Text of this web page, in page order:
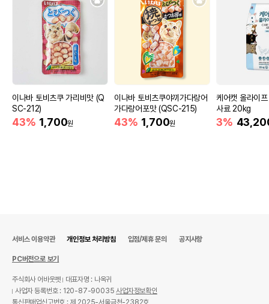
이나바 토비츠쿠 가리비맛 (Q
SC-212)
43% 1,700원
이나바 토비츠쿠야끼가다랑어
가다랑어포맛 (QSC-215)
43% 1,700원
케어캣 올라이
사료 20kg
3%
서비스 이용약관 개인정보 처리방침 입점/제휴 문의 공지사항
PC버전으로 보기
주식회사 어바웃펫
대표자명 : 나옥귀
사업자 등록번호 : 120-87-90035사업자정보확인
통신판매업신고번호 : 제 2025-서울금천-2382호